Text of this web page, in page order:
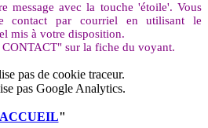
message avec la touche 'étoile'. Vous
contact par courriel en utilisant le
mis à votre disposition.
sur la fiche du voyant.
pas de cookie traceur.
pas Google Analytics.
ACCUEIL"